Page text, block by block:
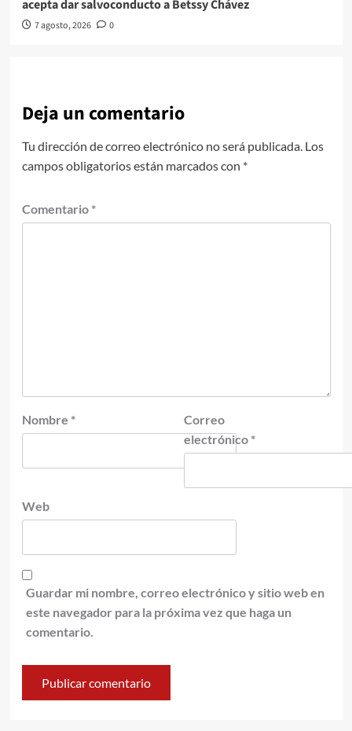
acepta dar salvoconducto a Betssy Chávez
7 agosto, 2026 0
Deja un comentario
Tu dirección de correo electrónico no será publicada. Los
campos obligatorios están marcados con *
Comentario *
Nombre *
Correo
electrónico *
Web
Guardar mi nombre, correo electrónico y sitio web en
este navegador para la próxima vez que haga un
comentario.